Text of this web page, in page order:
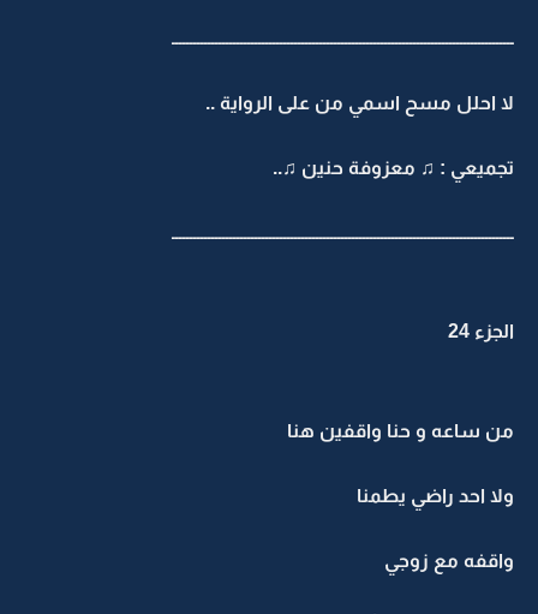
ـــــــــــــــــــــــــــــــــــــــــــــــــــــــــــــــــــــــــــــــــــــــــــــــ
لا احلل مسح اسمي من على الرواية ..
تجميعي : ♫ معزوفة حنين ♫..
ـــــــــــــــــــــــــــــــــــــــــــــــــــــــــــــــــــــــــــــــــــــــــــــــ
الجزء 24
من ساعه و حنا واقفين هنا
ولا احد راضي يطمنا
واقفه مع زوجي